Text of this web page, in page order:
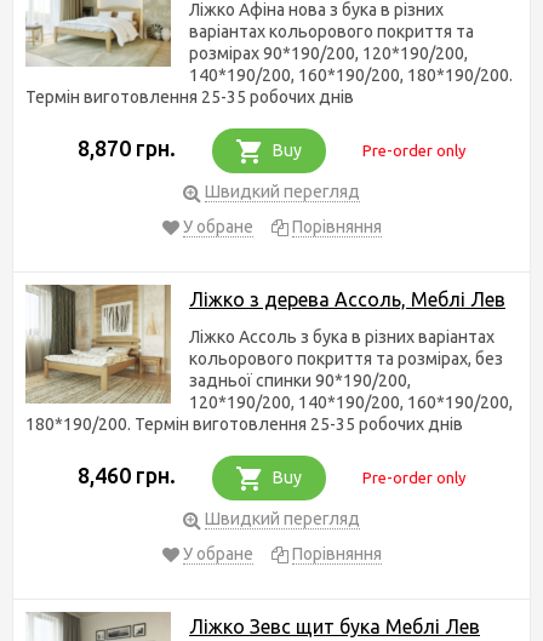
Ліжко Афіна нова з бука в різних
варіантах кольорового покриття та
розмірах 90*190/200, 120*190/200,
140*190/200, 160*190/200, 180*190/200.
Термін виготовлення 25-35 робочих днів
8,870 грн. Buy Pre-order only
Швидкий перегляд
У обране
Порівняння
Ліжко з дерева Ассоль, Меблі Лев
Ліжко Ассоль з бука в різних варіантах
кольорового покриття та розмірах, без
задньої спинки 90*190/200,
120*190/200, 140*190/200, 160*190/200,
180*190/200. Термін виготовлення 25-35 робочих днів
8,460 грн. Buy Pre-order only
Швидкий перегляд
У обране
Порівняння
Ліжко Зевс щит бука Меблі Лев